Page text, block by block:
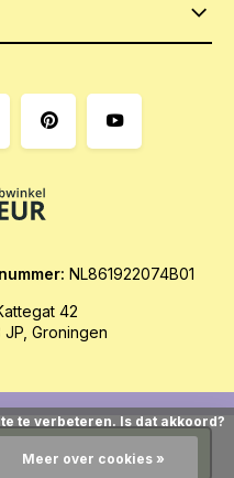
Toevoegen
42
JP, Groningen
NL861922074B01
by Webdinge.nl Sitemap
te verbeteren. Is dat akkoord?
Meer over cookies »